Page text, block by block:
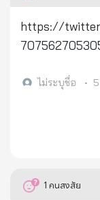
กรุงเทพมหานคร 😃งานนี้ฟรี !! ไม่มีค่าใช้จ่ายสำหรับ
นักเรียน นิสิต นั
เสียค่าใช้จ่ายเ
ไทยเข้าร่วมชมนิทรรศการ #พลั
มหานคร
https://
posts/
https://
ไม่ระบุชื่อ •
1 คนสงสัย